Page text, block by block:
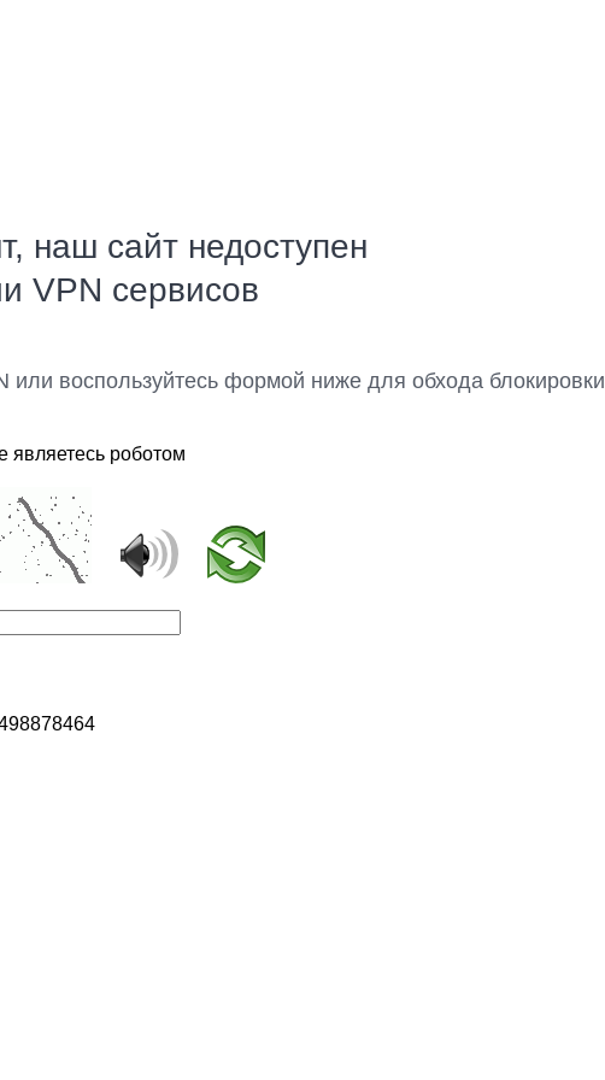
наш сайт недоступен
VPN сервисов
или воспользуйтесь формой ниже для обхода блокировки
являетесь роботом